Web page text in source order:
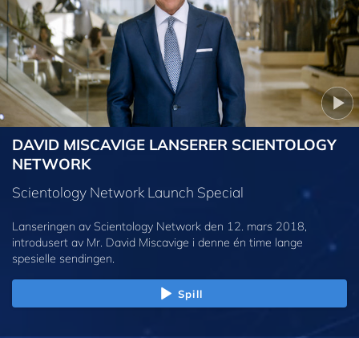
DAVID MISCAVIGE LANSERER SCIENTOLOGY
NETWORK
Scientology Network Launch Special
Lanseringen av Scientology Network den 12. mars 2018,
introdusert av Mr. David Miscavige i denne én time lange
spesielle sendingen.
Spill